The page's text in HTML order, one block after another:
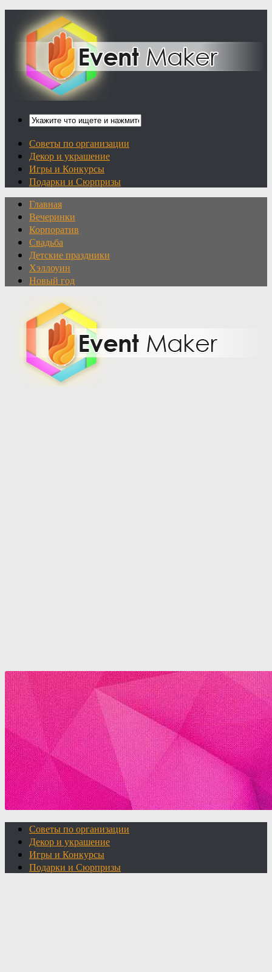
Советы по организации
Декор и украшение
Игры и Конкурсы
Подарки и Сюрпризы
Главная
Вечеринки
Корпоратив
Свадьба
Детские праздники
Хэллоуин
Новый год
Советы по организации
Декор и украшение
Игры и Конкурсы
Подарки и Сюрпризы